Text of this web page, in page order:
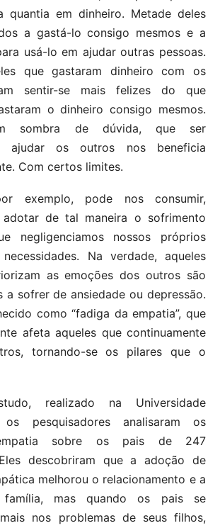
quantia em dinheiro. Metade deles
a gastá-lo consigo mesmos e a
usá-lo em ajudar outras pessoas.
que gastaram dinheiro com os
sentir-se mais felizes do que
o dinheiro consigo mesmos.
sombra de dúvida, que ser
ajudar os outros nos beneficia
Com certos limites.
exemplo, pode nos consumir,
adotar de tal maneira o sofrimento
negligenciamos nossos próprios
Na verdade, aqueles
as emoções dos outros são
a sofrer de ansiedade ou depressão.
como “fadiga da empatia”, que
afeta aqueles que continuamente
tornando-se os pilares que o
realizado na Universidade
os pesquisadores analisaram os
sobre os pais de 247
descobriram que a adoção de
melhorou o relacionamento e a
mas quando os pais se
nos problemas de seus filhos,